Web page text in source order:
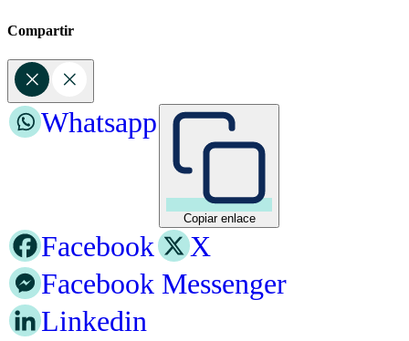
Compartir
Copiar enlace
Whatsapp
Facebook
X
Facebook Messenger
Linkedin